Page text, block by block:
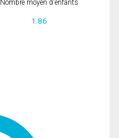
Nombre moyen d'enfants
1.86